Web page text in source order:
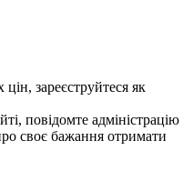
зареєструйтеся як
повідомте адміністрацію
своє бажання отримати